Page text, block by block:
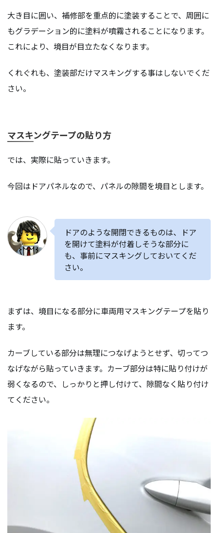
大き目に囲い、補修部を重点的に塗装することで、周囲に
もグラデーション的に塗料が噴霧されることになります。
これにより、境目が目立たなくなります。
くれぐれも、塗装部だけマスキングする事はしないでくだ
さい。
マスキングテープの貼り方
では、実際に貼っていきます。
今回はドアパネルなので、パネルの隙間を境目とします。
ドアのような開閉できるものは、ドア
を開けて塗料が付着しそうな部分に
も、事前にマスキングしておいてくだ
さい。
まずは、境目になる部分に車両用マスキングテープを貼り
ます。
カーブしている部分は無理につなげようとせず、切ってつ
なげながら貼っていきます。カーブ部分は特に貼り付けが
弱くなるので、しっかりと押し付けて、隙間なく貼り付け
てください。